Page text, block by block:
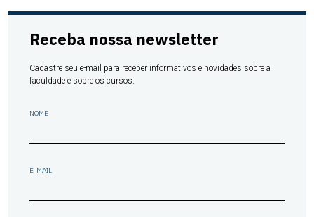
Receba nossa newsletter
Cadastre seu e-mail para receber informativos e novidades sobre a
faculdade e sobre os cursos.
NOME
E-MAIL